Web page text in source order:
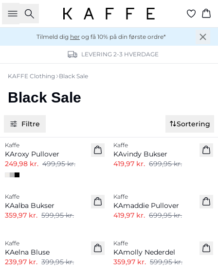
Søg
Tilmeld dig her og få 10% på din første ordre*
LEVERING 2-3 HVERDAGE
KAFFE Clothing Black Sale
Black Sale
Filtre Sortering
-50%
Kaffe
KAroxy Pullover
249,98 kr. 499,95 kr.
Kaffe
KAvindy Bukser
419,97 kr. 699,95 kr.
-40%
Kaffe
KAalba Bukser
359,97 kr. 599,95 kr.
Kaffe
KAmaddie Pullover
419,97 kr. 699,95 kr.
Kaffe
KAelna Bluse
239,97 kr. 399,95 kr.
Kaffe
KAmolly Nederdel
359,97 kr. 599,95 kr.